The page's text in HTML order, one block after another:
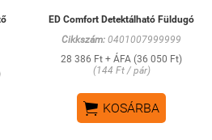
ED Comfort Detektálható Füldugó
Cikkszám: 0401007999999
28 386 Ft + ÁFA (36 050 Ft)
(144 Ft / pár)
 KOSÁRBA